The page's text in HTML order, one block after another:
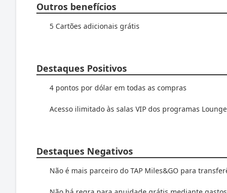
Outros benefícios
5 Cartões adicionais grátis
Destaques Positivos
4 pontos por dólar em todas as compras
Acesso ilimitado às salas VIP dos programas
Destaques Negativos
Não é mais parceiro do TAP Miles&GO para